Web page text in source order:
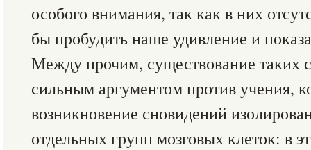
особого внимания, так как в них
бы пробудить наше удивление и
Между прочим, существование таких
сильным аргументом против учения,
возникновение сновидений
отдельных групп мозговых клеток: в